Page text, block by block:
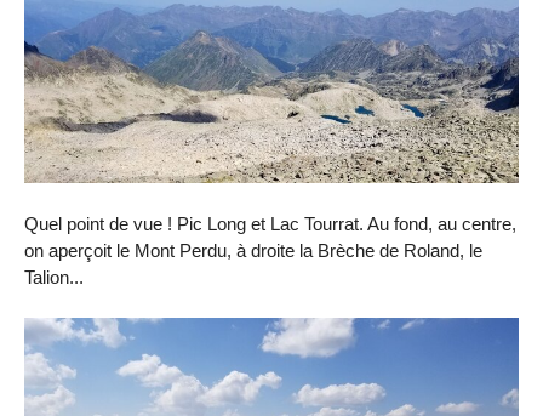
Quel point de vue ! Pic Long et Lac Tourrat. Au fond, au centre,
on aperçoit le Mont Perdu, à droite la Brèche de Roland, le
Talion...